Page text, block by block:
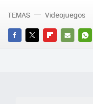
FACEBOOK
TWITTERFLIPBOARD
E-
TEMAS Videojuegos